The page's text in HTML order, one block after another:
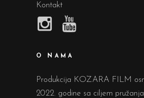
Kontakt
O NAMA
Produkcija KOZARA FILM
2022. godine sa ciljem